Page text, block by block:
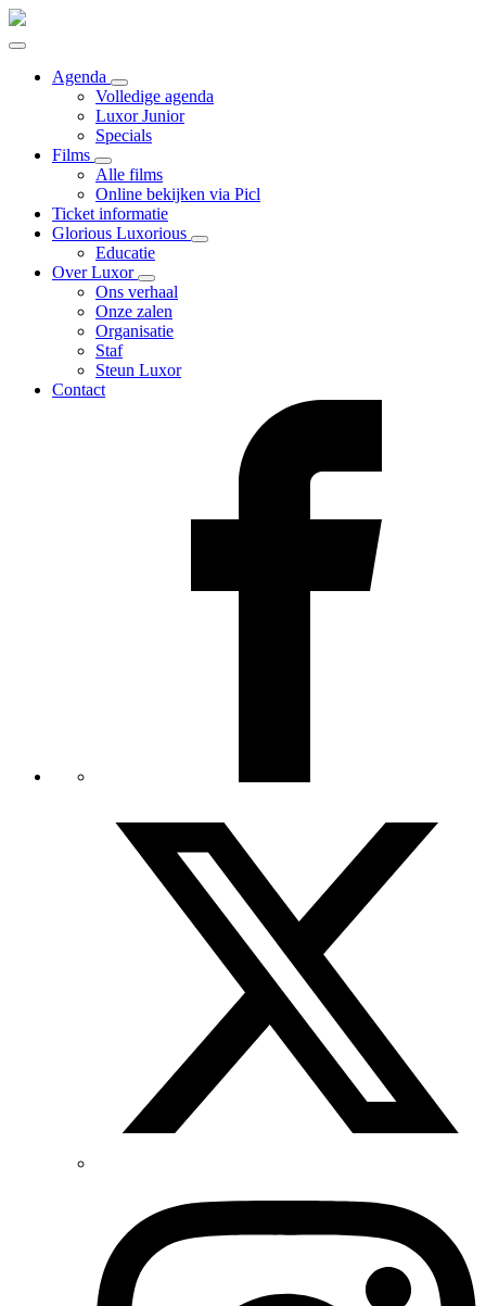
Agenda
Volledige agenda
Luxor Junior
Specials
Films
Alle films
Online bekijken via Picl
Ticket informatie
Glorious Luxorious
Educatie
Over Luxor
Ons verhaal
Onze zalen
Organisatie
Staf
Steun Luxor
Contact